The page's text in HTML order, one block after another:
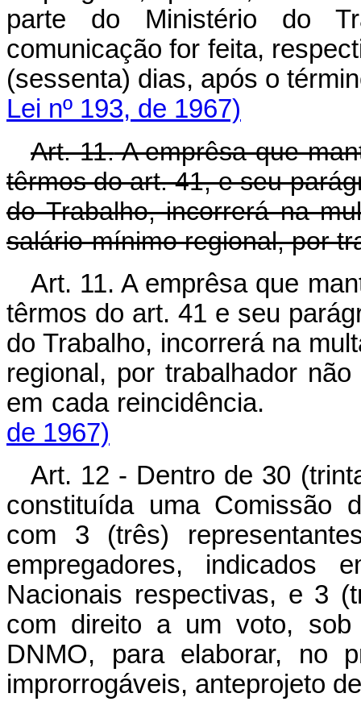
parte do Ministério do
comunicação for feita,
(sessenta) dias, após o
Lei nº 193, de 1967)
Art. 11.A emprêsa que
têrmos do art. 41, e seu
do Trabalho, incorrerá na
salário-mínimo regional, por
Art. 11. A emprêsa que
têrmos do art. 41 e seu
do Trabalho, incorrerá na
regional, por trabalhador
em cada reincidência.
de 1967)
Art. 12 - Dentro de 30
constituída uma Comissão
com 3 (três)
empregadores, indicados
Nacionais respectivas, e 3
com direito a um voto, sob
DNMO, para elaborar, no
improrrogáveis, anteprojeto